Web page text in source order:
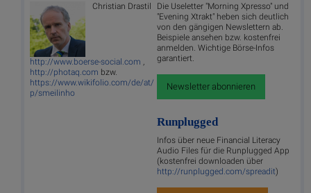
Christian Drastil
http://www.boerse-social.com
http://photaq.com bzw.
https://www.wikifolio.com/de/at/
p/smeilinho
Die Useletter "Morning Xpresso" und
"Evening Xtrakt" heben sich deutlich
von den gängigen Newslettern ab.
Beispiele ansehen bzw. kostenfrei
anmelden. Wichtige Börse-Infos
garantiert.
Newsletter abonnieren
Runplugged
Infos über neue Financial Literacy
Audio Files für die Runplugged App
(kostenfrei downloaden über
http://runplugged.com/spreadit)